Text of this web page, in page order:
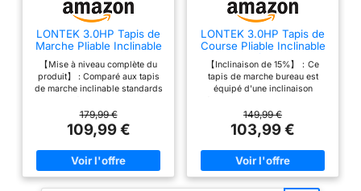
LONTEK 3.0HP Tapis de
Marche Pliable Inclinable
Réglables
【Mise à niveau complète du
produit】 : Comparé aux tapis
de marche inclinable standards
inclinable pliable silencieux
offre un réglage manuel
d'inclinaison à 3 niveaux (max
16%), un moteur sans balais de
3.0 CV (vitesse max 10 km/h),
un plateau (2 couches) et une
179,99 €
109,99 €
LONTEK 3.0HP Tapis de
Course Pliable Inclinable
15%, à Triple
Amortissement
【Inclinaison de 15%】：Ce
tapis de marche bureau est
équipé d'une inclinaison
véritable expérience de course
en montée. Ce design permet
d'augmenter la consommation
de calories de 60%, tout en
améliorant la protection des
genoux de 30%, réduisant
149,99 €
103,99 €